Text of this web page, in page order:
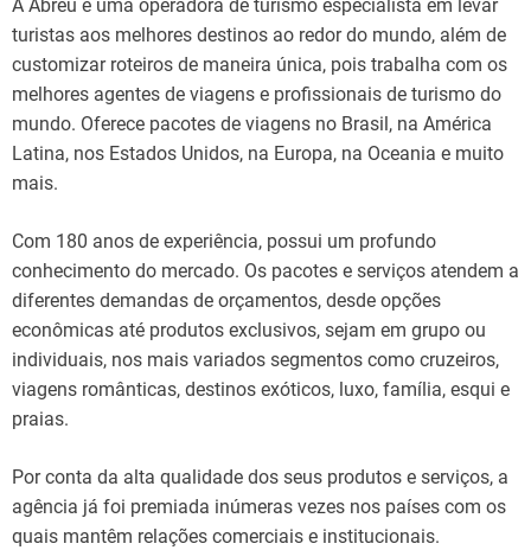
A Abreu é uma operadora de turismo especialista em levar
turistas aos melhores destinos ao redor do mundo, além de
customizar roteiros de maneira única, pois trabalha com os
melhores agentes de viagens e profissionais de turismo do
mundo. Oferece pacotes de viagens no Brasil, na América
Latina, nos Estados Unidos, na Europa, na Oceania e muito
mais.
Com 180 anos de experiência, possui um profundo
conhecimento do mercado. Os pacotes e serviços atendem a
diferentes demandas de orçamentos, desde opções
econômicas até produtos exclusivos, sejam em grupo ou
individuais, nos mais variados segmentos como cruzeiros,
viagens românticas, destinos exóticos, luxo, família, esqui e
praias.
Por conta da alta qualidade dos seus produtos e serviços, a
agência já foi premiada inúmeras vezes nos países com os
quais mantêm relações comerciais e institucionais.